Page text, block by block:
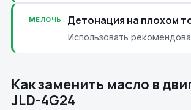
МЕЛОЧЬ Детонация на плохом
Использовать
Как заменить масло в
JLD-4G24